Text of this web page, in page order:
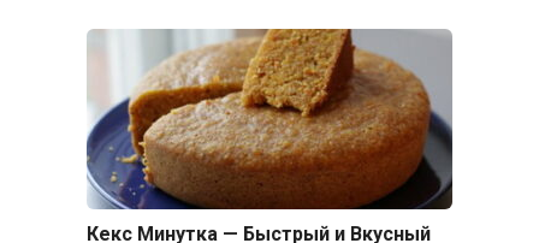
Кекс Минутка — Быстрый и Вкусный